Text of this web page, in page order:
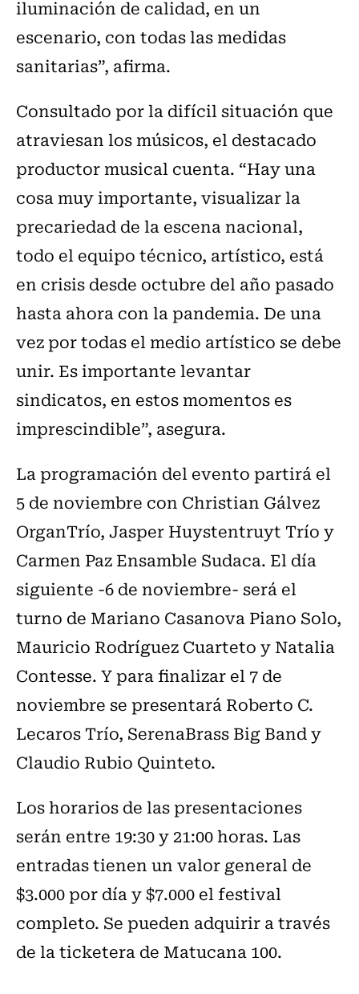
iluminación de calidad, en un
escenario, con todas las medidas
sanitarias”, afirma.
Consultado por la difícil situación que
atraviesan los músicos, el destacado
productor musical cuenta. “Hay una
cosa muy importante, visualizar la
precariedad de la escena nacional,
todo el equipo técnico, artístico, está
en crisis desde octubre del año pasado
hasta ahora con la pandemia. De una
vez por todas el medio artístico se debe
unir. Es importante levantar
sindicatos, en estos momentos es
imprescindible”, asegura.
La programación del evento partirá el
5 de noviembre con Christian Gálvez
OrganTrío, Jasper Huystentruyt Trío y
Carmen Paz Ensamble Sudaca. El día
siguiente -6 de noviembre- será el
turno de Mariano Casanova Piano Solo,
Mauricio Rodríguez Cuarteto y Natalia
Contesse. Y para finalizar el 7 de
noviembre se presentará Roberto C.
Lecaros Trío, SerenaBrass Big Band y
Claudio Rubio Quinteto.
Los horarios de las presentaciones
serán entre 19:30 y 21:00 horas. Las
entradas tienen un valor general de
$3.000 por día y $7.000 el festival
completo. Se pueden adquirir a través
de la ticketera de Matucana 100.